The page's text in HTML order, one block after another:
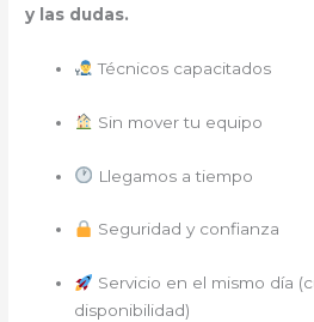
y las dudas.
Técnicos capacitados
Sin mover tu equipo
Llegamos a tiempo
Seguridad y confianza
Servicio en el mismo día
disponibilidad)